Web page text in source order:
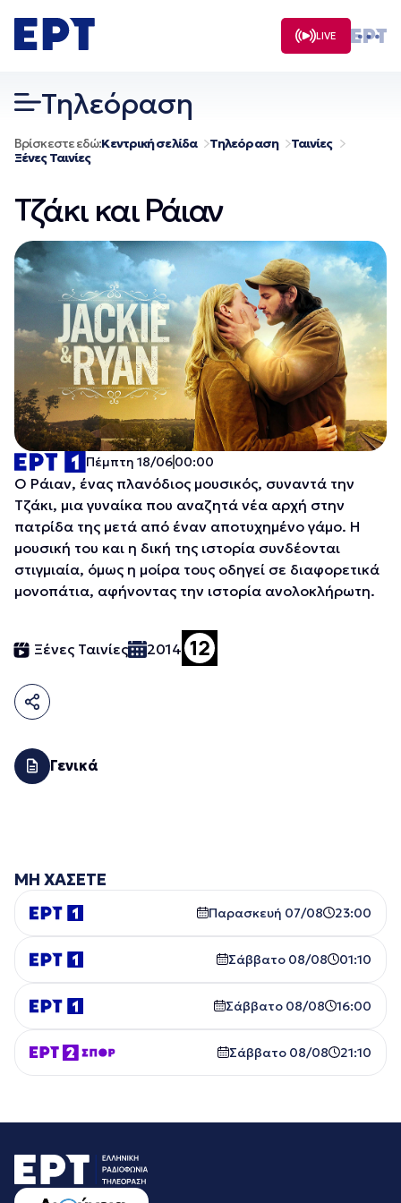
σε
περιεχόμενο
LIVE
Τηλεόραση
Βρίσκεστε εδώ:Κεντρική σελίδα Τηλεόραση
Ταινίες
Ξένες Ταινίες
Τζάκι και Ράιαν
Πέμπτη 18/0600:00
Ο Ράιαν, ένας πλανόδιος μουσικός, συναντά την
Τζάκι, μια γυναίκα που αναζητά νέα αρχή στην
πατρίδα της μετά από έναν αποτυχημένο γάμο. Η
μουσική του και η δική της ιστορία συνδέονται
στιγμιαία, όμως η μοίρα τους οδηγεί σε διαφορετικά
μονοπάτια, αφήνοντας την ιστορία ανολοκλήρωτη.
Ξένες Ταινίες 2014
Γενικά
ΜΗ ΧΑΣΕΤΕ
Παρασκευή 07/08 23:00
Σάββατο 08/08 01:10
Σάββατο 08/08 16:00
Σάββατο 08/08 21:10